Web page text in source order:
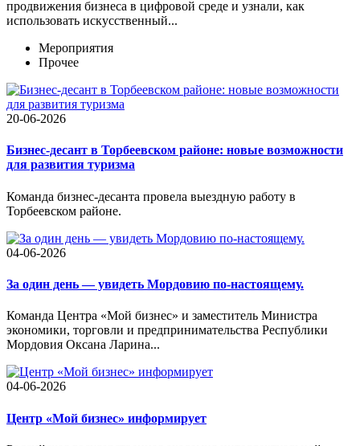
продвижения бизнеса в цифровой среде и узнали, как
использовать искусственный...
Мероприятия
Прочее
20-06-2026
Бизнес-десант в Торбеевском районе: новые возможности
для развития туризма
Команда бизнес-десанта провела выездную работу в
Торбеевском районе.
04-06-2026
За один день — увидеть Мордовию по-настоящему.
Команда Центра «Мой бизнес» и заместитель Министра
экономики, торговли и предпринимательства Республики
Мордовия Оксана Ларина...
04-06-2026
Центр «Мой бизнес» информирует